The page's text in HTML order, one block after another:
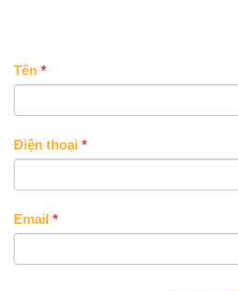
CONTACT
Tên *
Điện thoại *
Email *